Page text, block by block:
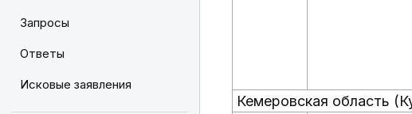
Запросы
Ответы
Исковые заявления
Кемеровская область